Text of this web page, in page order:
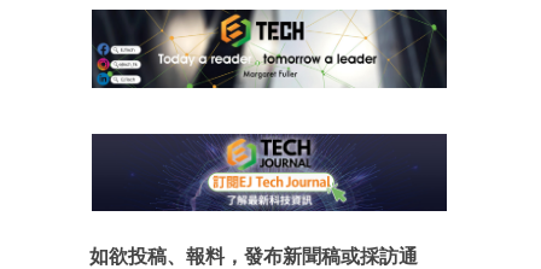
如欲投稿、報料，發布新聞稿或採訪通